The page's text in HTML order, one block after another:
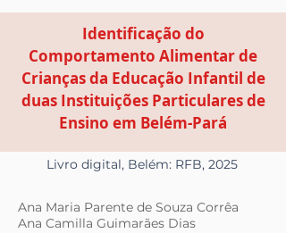
Identificação do
Comportamento Alimentar de
Crianças da Educação Infantil de
duas Instituições Particulares de
Ensino em Belém-Pará
Livro digital, Belém: RFB, 2025
Ana Maria Parente de Souza Corrêa
Ana Camilla Guimarães Dias